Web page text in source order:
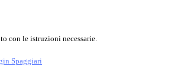
con le istruzioni necessarie.
Spaggiari